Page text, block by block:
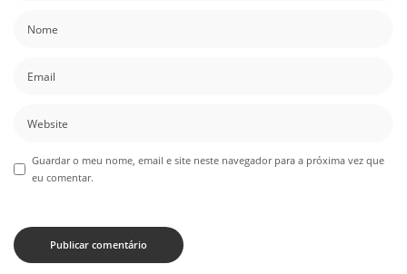
Guardar o meu nome, email e site neste navegador para a próxima vez que
eu comentar.